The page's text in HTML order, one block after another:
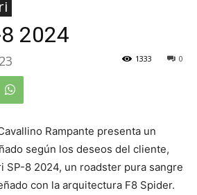
2024
0
1333
Rampante presenta un
según los deseos del cliente,
SP-8 2024, un roadster pura sangre
con la arquitectura F8 Spider.